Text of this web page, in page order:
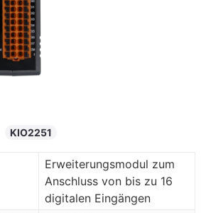
KIO2251
Erweiterungsmodul zum
Anschluss von bis zu 16
digitalen Eingängen